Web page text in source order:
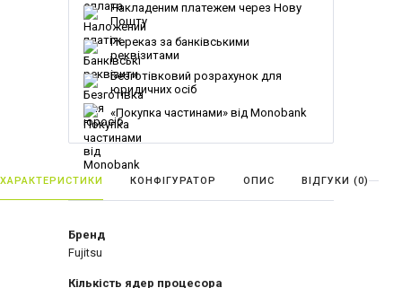
Накладеним платежем через Нову
Пошту
Переказ за банківськими
реквізитами
Безготівковий розрахунок для
юридичних осіб
«Покупка частинами» від Monobank
ХАРАКТЕРИСТИКИ КОНФІГУРАТОР ОПИС ВІДГУКИ (0)
Бренд
Fujitsu
Кількість ядер процесора